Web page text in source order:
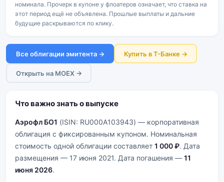
номинала. Прочерк в купоне у флоатеров означает, что ставка на
этот период ещё не объявлена. Прошлые выплаты и дальние
будущие раскрываются по клику.
Все облигации эмитента → Купить в Т-Банке →
Открыть на MOEX →
Что важно знать о выпуске
Аэрофл БО1 (ISIN: RU000A103943) — корпоративная
облигация с фиксированным купоном. Номинальная
стоимость одной облигации составляет 1 000 ₽. Дата
размещения — 17 июня 2021. Дата погашения — 11
июня 2026.